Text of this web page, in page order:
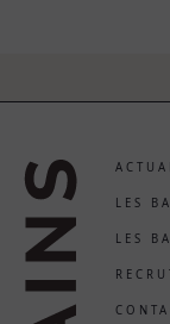
LES
LES